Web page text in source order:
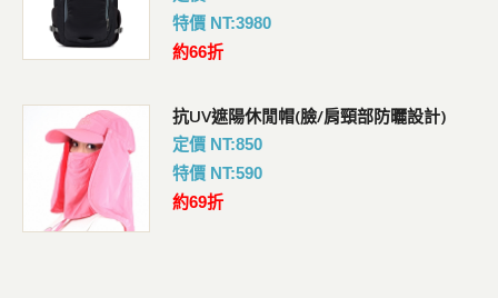
特價 NT:3980
約66折
抗UV遮陽休閒帽(臉/肩頸部防曬設計)
定價 NT:850
特價 NT:590
約69折